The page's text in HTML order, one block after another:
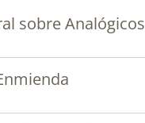
sobre Analógicos